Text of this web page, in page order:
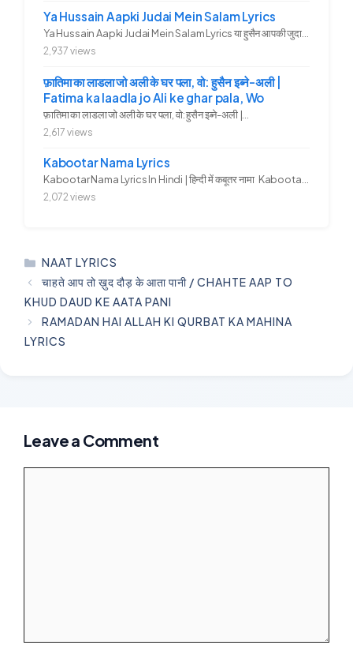
Ya Hussain Aapki Judai Mein Salam Lyrics
2,937 views
फ़ातिमा का लाडला जो अली के घर पला, वो: हुसैन इब्ने-अली |
Fatima ka laadla jo Ali ke ghar pala, Wo
फ़ातिमा का लाडला जो अली के घर पला, वो: हुसैन इब्ने-अली |...
2,617 views
Kabootar Nama Lyrics
Kabootar Nama Lyrics In Hindi | हिन्दी में कबूतर नामा Kabootar...
2,072 views
CATEGORIES
NAAT LYRICS
चाहते आप तो ख़ुद दौड़ के आता पानी / CHAHTE AAP TO
KHUD DAUD KE AATA PANI
RAMADAN HAI ALLAH KI QURBAT KA MAHINA
LYRICS
Leave a Comment